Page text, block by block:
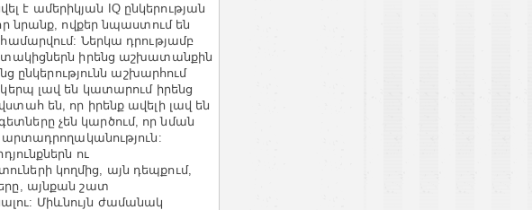
է ամերիկյան IQ ընկերության
նրանք, ովքեր նպաստում են
Ներկա դրությամբ
իրենց աշխատանքին
ընկերությունն աշխարհում
լավ են կատարում իրենց
են, որ իրենք ավելի լավ են
չեն կարծում, որ նման
արտադրողականություն:
ու
կողմից, այն դեպքում,
այնքան շատ
Միևնույն ժամանակ